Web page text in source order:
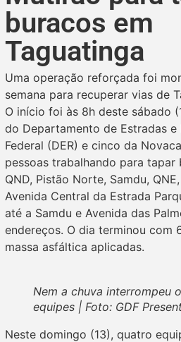
buracos em
Taguatinga
Uma operação reforçada foi
semana para recuperar vias de
O início foi às 8h deste sábado
do Departamento de Estradas
Federal (DER) e cinco da
pessoas trabalhando para tapar
QND, Pistão Norte, Samdu, QNE,
Avenida Central da Estrada
até a Samdu e Avenida das
endereços. O dia terminou com
massa asfáltica aplicadas.
Nem a chuva interrompeu
equipes | Foto: GDF
Neste domingo (13), quatro